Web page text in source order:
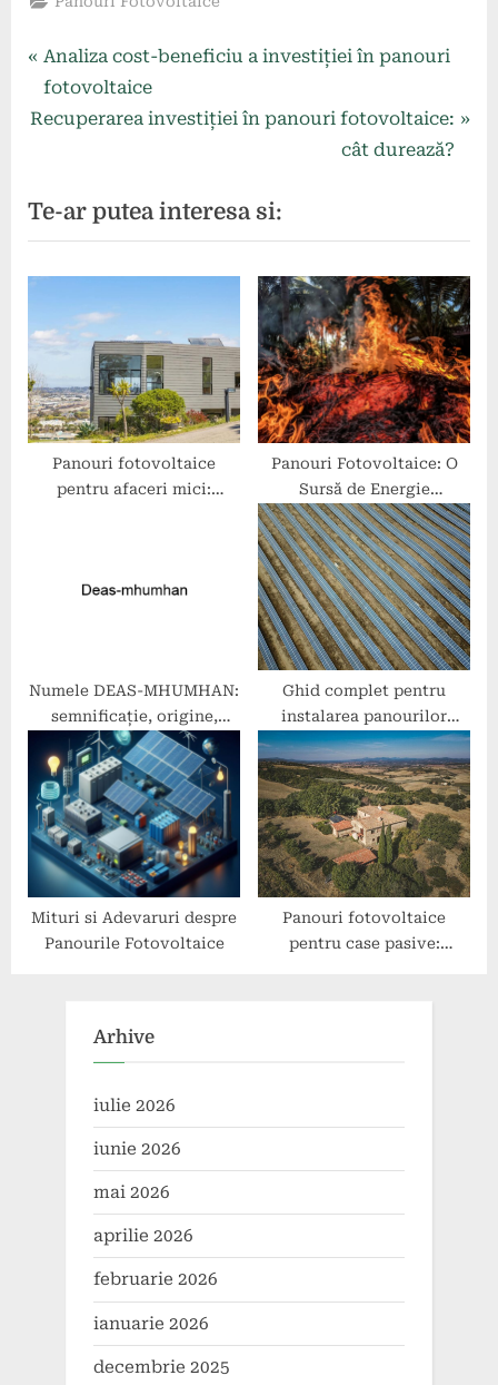
Navigare
în
P
r
e
o
u
s
o
t
:
Analiza cost-beneficiu a investiției în panouri
fotovoltaice
N
t
P
o
t
:
Recuperarea investiției în panouri fotovoltaice:
cât durează?
Te-ar putea interesa si:
Panouri fotovoltaice
pentru afaceri mici:
Panouri Fotovoltaice: O
Sursă de Energie
Regenerabilă.
Numele DEAS-MHUMHAN:
semnificație, origine,
trăsături și personalitate
Ghid complet pentru
instalarea panourilor
fotovoltaice la domiciliu
Mituri si Adevaruri despre
Panourile Fotovoltaice
Panouri fotovoltaice
pentru case pasive:
Arhive
iulie 2026
iunie 2026
mai 2026
aprilie 2026
februarie 2026
ianuarie 2026
decembrie 2025